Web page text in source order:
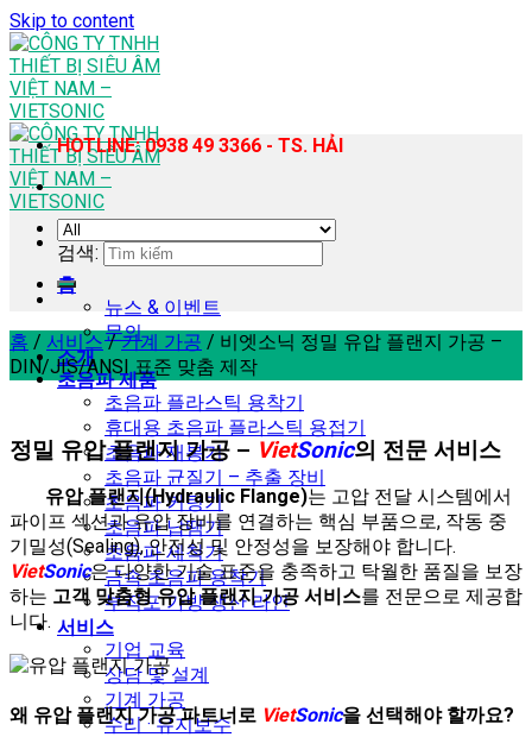
Skip to content
홈
뉴스 & 이벤트
문의
소개
초음파 제품
초음파 플라스틱 용착기
휴대용 초음파 플라스틱 용접기
초음파 재봉기
초음파 균질기 – 추출 장비
초음파 커팅기
초음파 납땜기
초음파 세척기
금속 초음파 용착기
부직포 가방 생산 라인
서비스
기업 교육
상담 및 설계
기계 가공
수리 · 유지보수
HOTLINE: 0938 49 3366 - TS. HẢI
검색:
홈 / 서비스 / 기계 가공 / 비엣소닉 정밀 유압 플랜지 가공 –
DIN/JIS/ANSI 표준 맞춤 제작
정밀 유압 플랜지 가공 – VietSonic의 전문 서비스
유압 플랜지(Hydraulic Flange)는 고압 전달 시스템에서
파이프 섹션과 유압 장비를 연결하는 핵심 부품으로, 작동 중
기밀성(Sealing), 안전성 및 안정성을 보장해야 합니다.
VietSonic은 다양한 기술 표준을 충족하고 탁월한 품질을 보장
하는 고객 맞춤형 유압 플랜지 가공 서비스를 전문으로 제공합
니다.
왜 유압 플랜지 가공 파트너로 VietSonic을 선택해야 할까요?